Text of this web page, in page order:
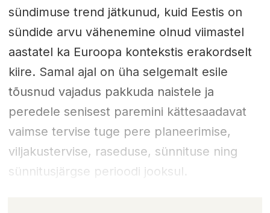
sündimuse trend jätkunud, kuid Eestis on
sündide arvu vähenemine olnud viimastel
aastatel ka Euroopa kontekstis erakordselt
kiire. Samal ajal on üha selgemalt esile
tõusnud vajadus pakkuda naistele ja
peredele senisest paremini kättesaadavat
vaimse tervise tuge pere planeerimise,
viljakustervise, raseduse, sünnituse ning
sünnitusjärgse perioodi jooksul.